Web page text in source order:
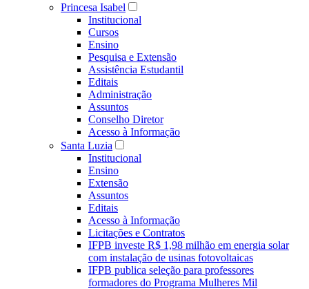
Princesa Isabel
Institucional
Cursos
Ensino
Pesquisa e Extensão
Assistência Estudantil
Editais
Administração
Assuntos
Conselho Diretor
Acesso à Informação
Santa Luzia
Institucional
Ensino
Extensão
Assuntos
Editais
Acesso à Informação
Licitações e Contratos
IFPB investe R$ 1,98 milhão em energia solar
com instalação de usinas fotovoltaicas
IFPB publica seleção para professores
formadores do Programa Mulheres Mil